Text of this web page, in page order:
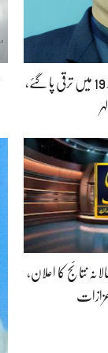
پرنسپل راجہ شاہد لیاقت گریڈ 19 میں ترقی پا گئے،
نتائج کا اعلان،